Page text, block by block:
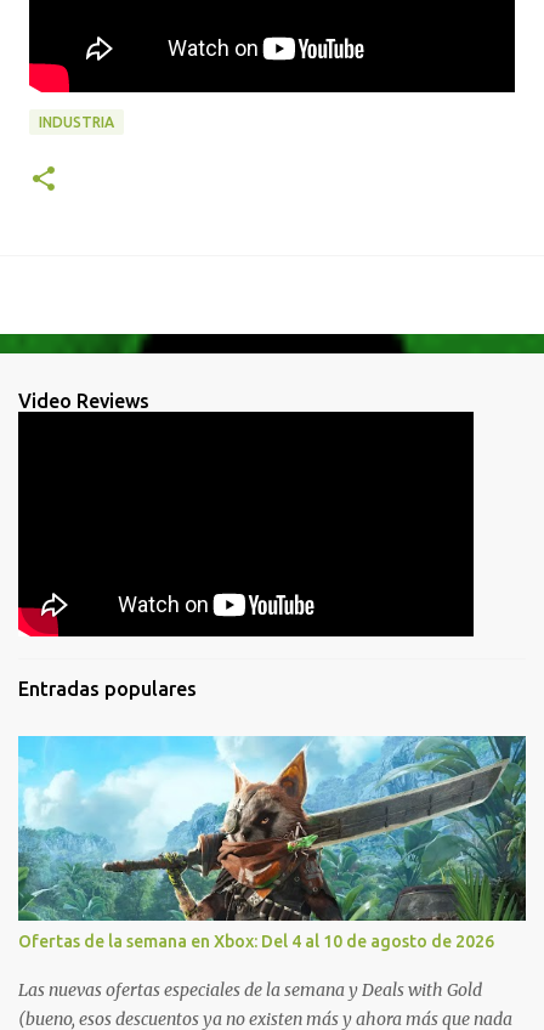
INDUSTRIA
Video Reviews
Entradas populares
Ofertas de la semana en Xbox: Del 4 al 10 de agosto de 2026
Las nuevas ofertas especiales de la semana y Deals with Gold
(bueno, esos descuentos ya no existen más y ahora más que nada